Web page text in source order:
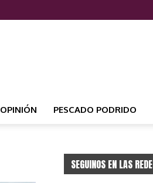
OPINIÓN PESCADO PODRIDO
SEGUINOS EN LAS